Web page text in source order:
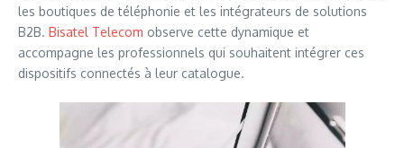
les boutiques de téléphonie et les intégrateurs de solutions
B2B. Bisatel Telecom observe cette dynamique et
accompagne les professionnels qui souhaitent intégrer ces
dispositifs connectés à leur catalogue.